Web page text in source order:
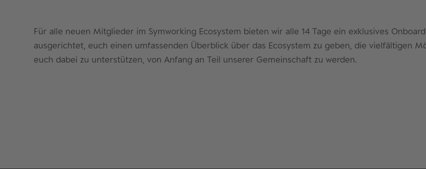
Für alle neuen Mitglieder im Symworking Ecosystem bieten wir alle 14 Tage ein exklusives
ausgerichtet, euch einen umfassenden Überblick über das Ecosystem zu geben, die vielfältigen
euch dabei zu unterstützen, von Anfang an Teil unserer Gemeinschaft zu werden.